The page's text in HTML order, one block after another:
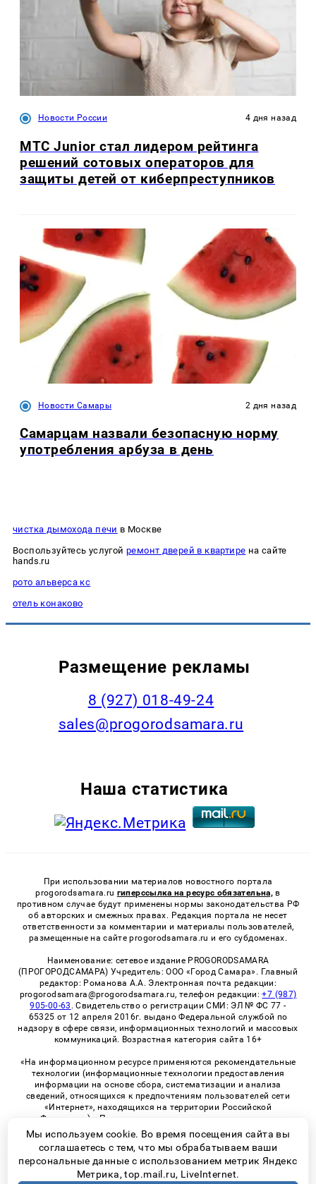
Новости России 4 дня назад
МТС Junior стал лидером рейтинга
решений сотовых операторов для
защиты детей от киберпреступников
Новости Самары 2 дня назад
Самарцам назвали безопасную норму
употребления арбуза в день
чистка дымохода печи в Москве
Воспользуйтесь услугой ремонт дверей в квартире на сайте
hands.ru
рото альверса кс
отель конаково
Размещение рекламы
8 (927) 018-49-24
sales@progorodsamara.ru
Наша статистика
При использовании материалов новостного портала
progorodsamara.ru гиперссылка на ресурс обязательна, в
противном случае будут применены нормы законодательства РФ
об авторских и смежных правах. Редакция портала не несет
ответственности за комментарии и материалы пользователей,
размещенные на сайте progorodsamara.ru и его субдоменах.
Наименование: сетевое издание PROGORODSAMARA
(ПРОГОРОДСАМАРА) Учредитель: ООО «Город Самара». Главный
редактор: Романова А.А. Электронная почта редакции:
progorodsamara@progorodsamara.ru, телефон редакции:+7 (987)
905-00-63 . Свидетельство о регистрации СМИ: ЭЛ № ФС 77 -
65325 от 12 апреля 2016г. выдано Федеральной службой по
надзору в сфере связи, информационных технологий и массовых
коммуникаций. Возрастная категория сайта 16+
«На информационном ресурсе применяются рекомендательные
технологии (информационные технологии предоставления
информации на основе сбора, систематизации и анализа
сведений, относящихся к предпочтениям пользователей сети
«Интернет», находящихся на территории Российской
Федерации)». Правила применения рекомендательных
технологий в виджетах рекламно-обменной сети
«СМИ2» (PDF)
© 2026 «ProGorodSamara» | Все права защищены
Мы используем cookie. Во время посещения сайта вы
соглашаетесь с тем, что мы обрабатываем ваши
персональные данные с использованием метрик Яндекс
Метрика, top.mail.ru, LiveInternet.